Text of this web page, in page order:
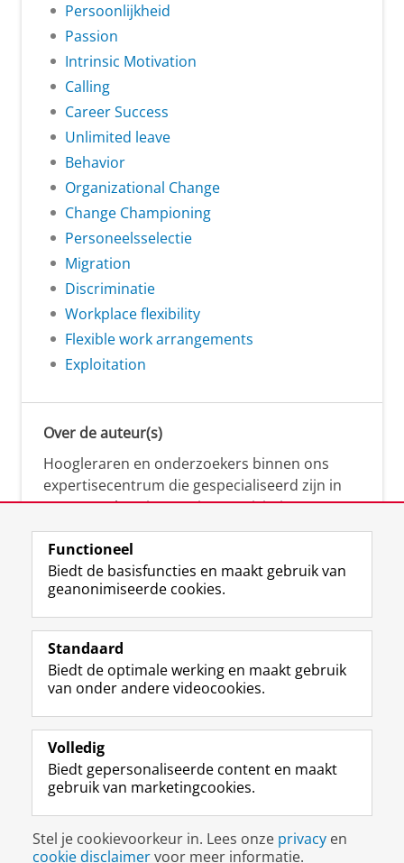
Persoonlijkheid
Passion
Intrinsic Motivation
Calling
Career Success
Unlimited leave
Behavior
Organizational Change
Change Championing
Personeelsselectie
Migration
Discriminatie
Workplace flexibility
Flexible work arrangements
Exploitation
Over de auteur(s)
Hoogleraren en onderzoekers binnen ons
expertisecentrum die gespecialiseerd zijn in
samenwerken, innovatie, creativiteit,
diversiteit, leiderschap en ethisch gedrag.
Over deze blog
Via deze blog vertalen onze experts hun
(actuele) wetenschappelijke kennis naar
praktische, heldere en toegankelijke inzichten.
Disclaimer & Copyright
Inloggen
Functioneel
Biedt de basisfuncties en maakt gebruik van
geanonimiseerde cookies.
Standaard
Biedt de optimale werking en maakt gebruik
van onder andere videocookies.
Volledig
Biedt gepersonaliseerde content en maakt
gebruik van marketingcookies.
Stel je cookievoorkeur in. Lees onze privacy en
cookie disclaimervoor meer informatie.